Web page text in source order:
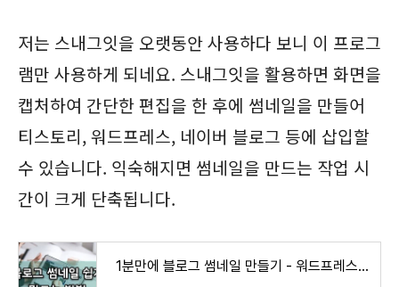
저는 스내그잇을 오랫동안 사용하다 보니 이 프로그
램만 사용하게 되네요. 스내그잇을 활용하면 화면을
캡처하여 간단한 편집을 한 후에 썸네일을 만들어
티스토리, 워드프레스, 네이버 블로그 등에 삽입할
수 있습니다. 익숙해지면 썸네일을 만드는 작업 시
간이 크게 단축됩니다.
1분만에 블로그 썸네일 만들기 - 워드프레스 정보꾸러미